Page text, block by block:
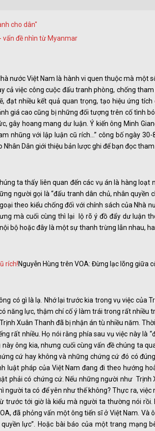
cho dân"
vấn đề nhìn từ Myanmar
nước Việt Nam là hành vi quen thuộc mà một
cả việc công cuộc đấu tranh phòng, chống
đạt nhiều kết quả quan trọng, tạo hiệu ứng
giá cao cũng bị những đối tượng trên cố tình
gây hoang mang dư luận. Ý kiến ông Minh
nhũng với lập luận cũ rích…” công bố ngày
Dân giới thiệu bản lược ghi để bạn đọc tham
ta thấy liên quan đến các vụ án là hàng loạt
người gọi là “đấu tranh dân chủ, nhân quyền
theo kiểu chống đối với chính sách của Nhà
mà cuối cùng thì lại lộ rõ ý đồ đẩy dư luận
bộ hoặc đây là một sự thanh trừng lẫn nhau, hay
Nguyễn Hùng trên VOA: Đừng lạc lõng giữa
có gì là lạ. Nhớ lại trước kia trong vụ việc của
năng lực, thậm chí cố ý làm trái trong rất nhiều
Xuân Thanh đã bị nhận án tù nhiều năm.
rất nhiều. Họ nói rằng phía sau vụ việc này là
này ông kia, nhưng cuối cùng vấn đề chúng ta
cứ hay không và những chứng cứ đó có
luật pháp của Việt Nam đang đi theo hướng
phải có chứng cứ. Nếu những người như Trịnh
ta có để yên như thế không? Thực ra, việc
trước tới giờ là kiểu mà người ta thường nói rồi.
đã phỏng vấn một ông tiến sĩ ở Việt Nam. Và
lực”. Hoặc bài báo của một trang mạng